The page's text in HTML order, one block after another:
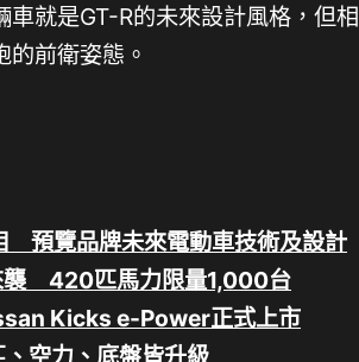
就是GT-R的未來設計風格，但
前衛姿態。
預覽品牌未來電動車技術及設計
420匹馬力限量1,000台
Kicks e-Power正式上市
空力、底盤皆升級